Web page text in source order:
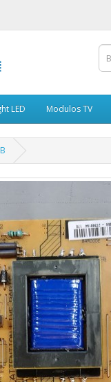
LED Modulos TV